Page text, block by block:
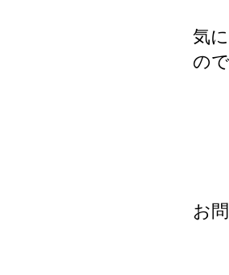
気
の
お